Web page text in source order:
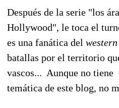
Después de la serie "los
Hollywood", le toca el
es una fanática del western
batallas por el territorio
vascos... Aunque no tiene
temática de este blog, no